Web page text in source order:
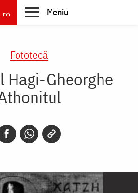
Meniu
Fototecă
Hagi-Gheorghe